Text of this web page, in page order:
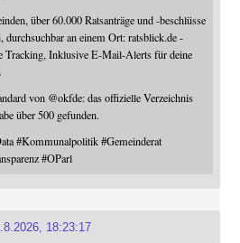
über 60.000 Ratsanträge und -beschlüsse
an einem Ort: ratsblick.de -
Tracking, Inklusive E-Mail-Alerts für deine
von @okfde: das offizielle Verzeichnis
über 500 gefunden.
#Kommunalpolitik #Gemeinderat
#OParl
18:23:17